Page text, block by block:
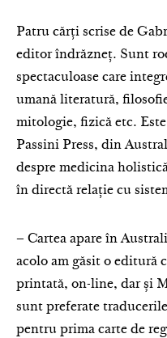
Patru cărți scrise de
editor îndrăzneț. Sunt
spectaculoase care
umană literatură,
mitologie, fizică etc.
Passini Press, din
despre medicina
în directă relație cu
– Cartea apare în
acolo am găsit o editură
printată, on-line, dar și
sunt preferate
pentru prima carte de